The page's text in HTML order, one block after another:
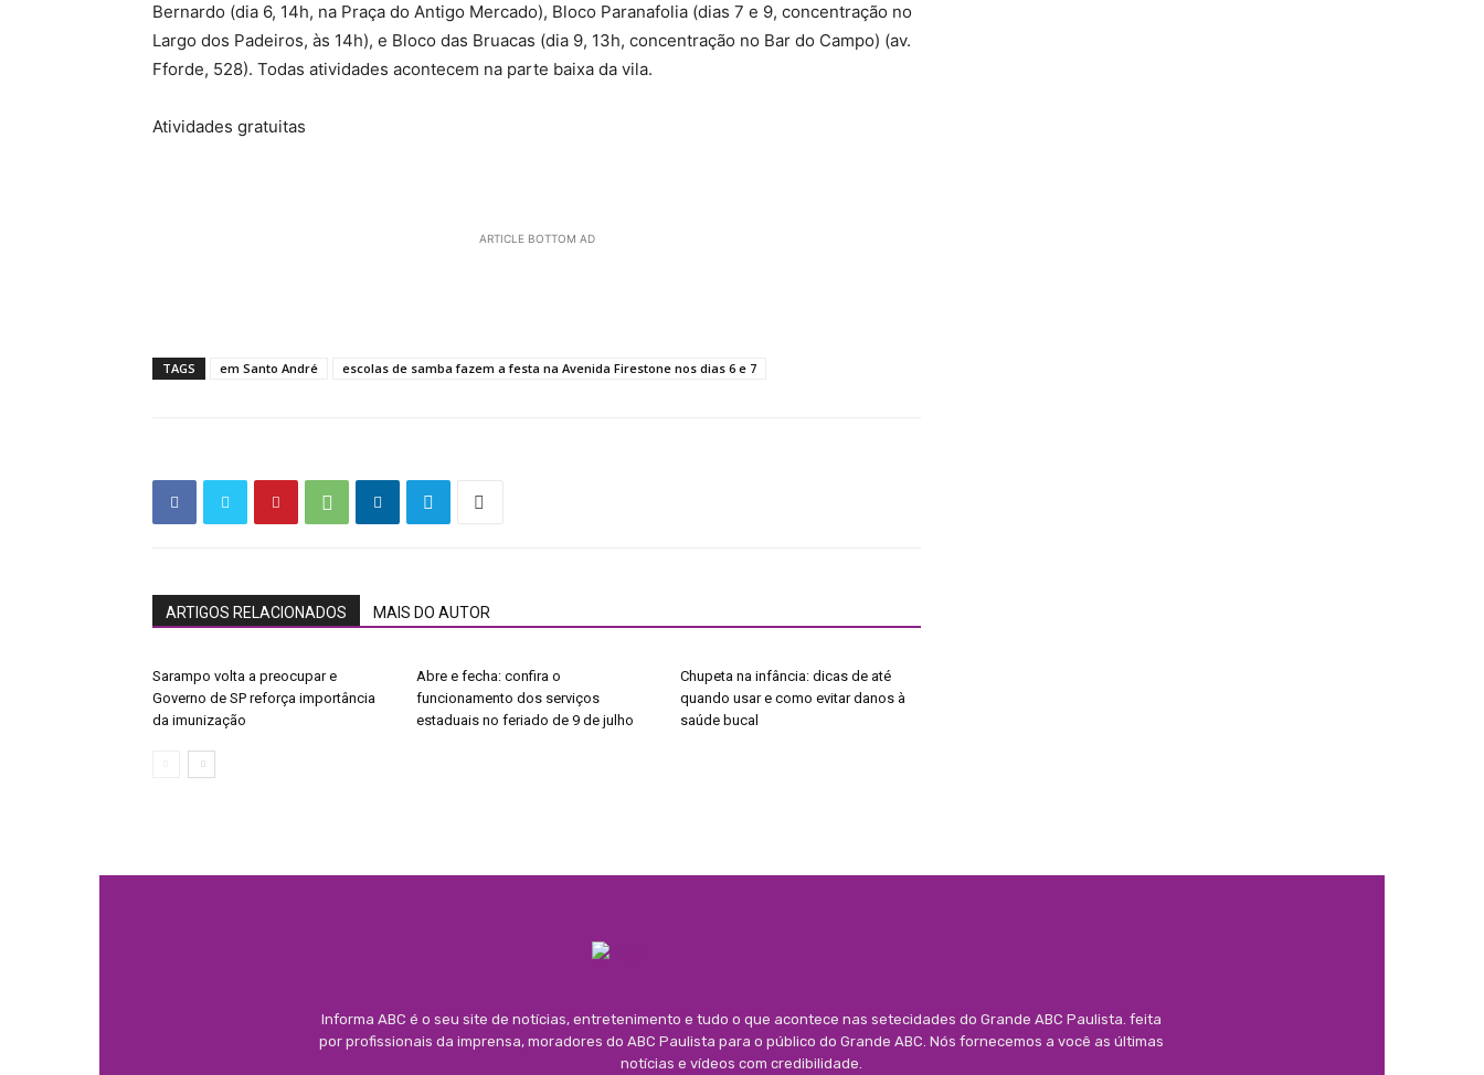
Bernardo (dia 6, 14h, na Praça do Antigo Mercado), Bloco Paranafolia (dias 7 e 9, concentração no
Largo dos Padeiros, às 14h), e Bloco das Bruacas (dia 9, 13h, concentração no Bar do Campo) (av.
Fforde, 528). Todas atividades acontecem na parte baixa da vila.
Atividades gratuitas
ARTICLE BOTTOM AD
TAGS em Santo André escolas de samba fazem a festa na Avenida Firestone nos dias 6 e 7
ARTIGOS RELACIONADOS MAIS DO AUTOR
Sarampo volta a preocupar e
Governo de SP reforça importância
da imunização
Abre e fecha: confira o
funcionamento dos serviços
estaduais no feriado de 9 de julho
Chupeta na infância: dicas de até
quando usar e como evitar danos à
saúde bucal
Informa ABC é o seu site de notícias, entretenimento e tudo o que acontece nas setecidades do Grande ABC Paulista. feita
por profissionais da imprensa, moradores do ABC Paulista para o público do Grande ABC. Nós fornecemos a você as últimas
notícias e vídeos com credibilidade.